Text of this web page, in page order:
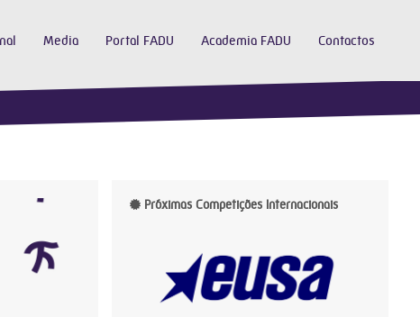
Media Portal FADU Academia FADU Contactos
Próximas Competições Internacionais